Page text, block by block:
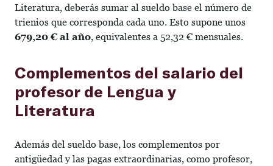
Literatura, deberás sumar al sueldo base el número de
trienios que corresponda cada uno. Esto supone unos
679,20 € al año, equivalentes a 52,32 € mensuales.
Complementos del salario del
profesor de Lengua y
Literatura
Además del sueldo base, los complementos por
antigüedad y las pagas extraordinarias, como profesor,